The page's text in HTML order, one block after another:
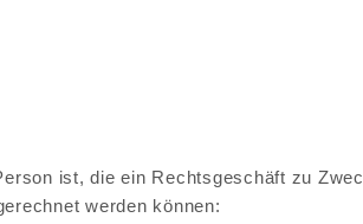
ist, die ein Rechtsgeschäft zu
werden können: